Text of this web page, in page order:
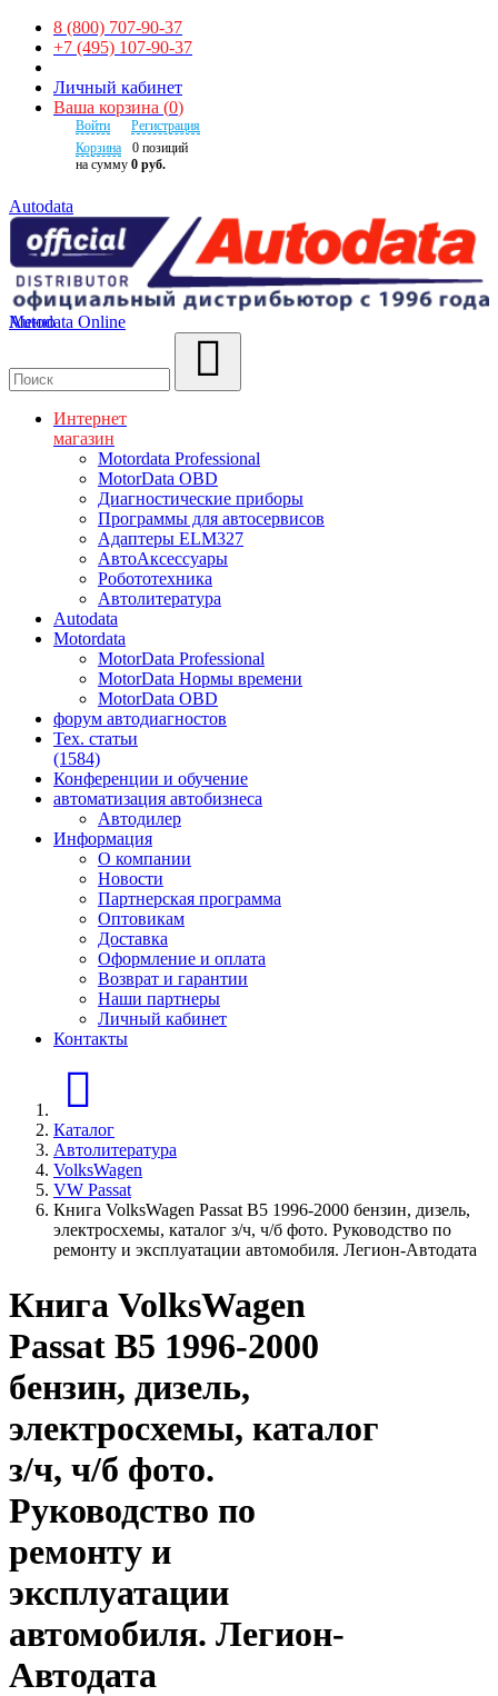
8 (800) 707-90-37
+7 (495) 107-90-37
Личный кабинет
Ваша корзина (0)
Войти
Регистрация
Корзина
0 позиций
на сумму 0 руб.
Autodata
Autodata Online
Меню
Интернет
магазин
Motordata Professional
MotorData OBD
Диагностические приборы
Программы для автосервисов
Адаптеры ELM327
АвтоАксессуары
Робототехника
Автолитература
Autodata
Motordata
MotorData Professional
MotorData Нормы времени
MotorData OBD
форум автодиагностов
Тех. статьи
(1584)
Конференции и обучение
автоматизация автобизнеса
Автодилер
Информация
О компании
Новости
Партнерская программа
Оптовикам
Доставка
Оформление и оплата
Возврат и гарантии
Наши партнеры
Личный кабинет
Контакты
Каталог
Автолитература
VolksWagen
VW Passat
Книга VolksWagen Passat В5 1996-2000 бензин, дизель,
электросхемы, каталог з/ч, ч/б фото. Руководство по
ремонту и эксплуатации автомобиля. Легион-Автодата
Книга VolksWagen
Passat В5 1996-2000
бензин, дизель,
электросхемы, каталог
з/ч, ч/б фото.
Руководство по
ремонту и
эксплуатации
автомобиля. Легион-
Автодата